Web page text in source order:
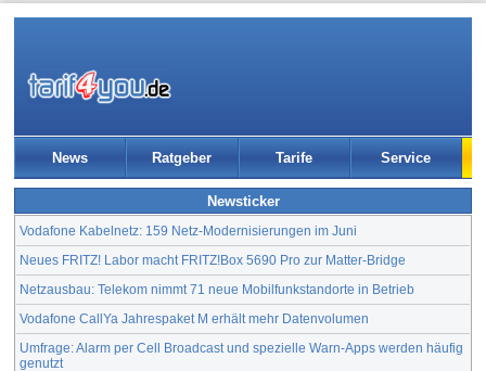
News Ratgeber Tarife Service
Newsticker
Vodafone Kabelnetz: 159 Netz-Modernisierungen im Juni
Neues FRITZ! Labor macht FRITZ!Box 5690 Pro zur Matter-Bridge
Netzausbau: Telekom nimmt 71 neue Mobilfunkstandorte in Betrieb
Vodafone CallYa Jahrespaket M erhält mehr Datenvolumen
Umfrage: Alarm per Cell Broadcast und spezielle Warn-Apps werden häufig
genutzt